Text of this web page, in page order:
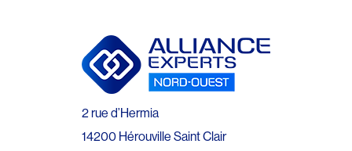
2 rue d’Hermia
14200 Hérouville Saint Clair